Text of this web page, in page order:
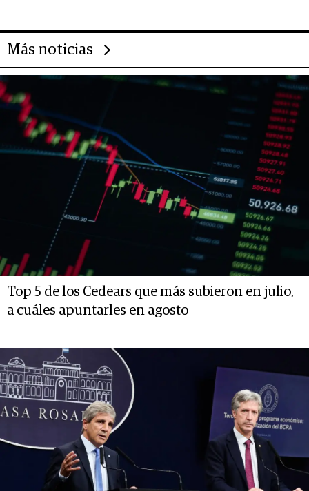
Más noticias
Top 5 de los Cedears que más subieron en julio,
a cuáles apuntarles en agosto